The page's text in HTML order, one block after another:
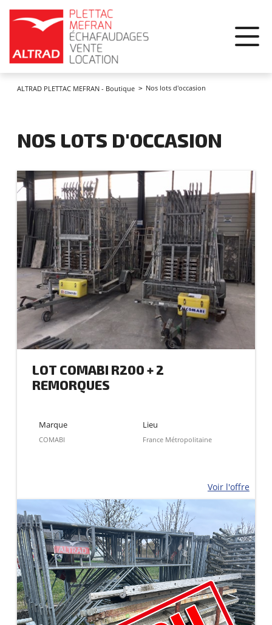
ALTRAD PLETTAC MEFRAN - Boutique Nos lots d'occasion
NOS LOTS D'OCCASION
LOT COMABI R200 + 2
REMORQUES
Marque
COMABI
Lieu
France Métropolitaine
Voir l'offre
Panneau de gestion des cookies